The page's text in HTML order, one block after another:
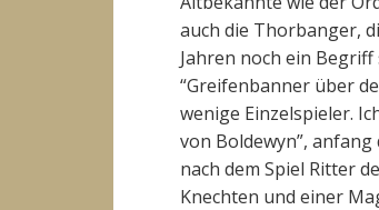
auch die Thorbanger,
Jahren noch ein Begriff
“Greifenbanner über
wenige Einzelspieler.
von Boldewyn”,
nach dem Spiel Ritter
Knechten und einer